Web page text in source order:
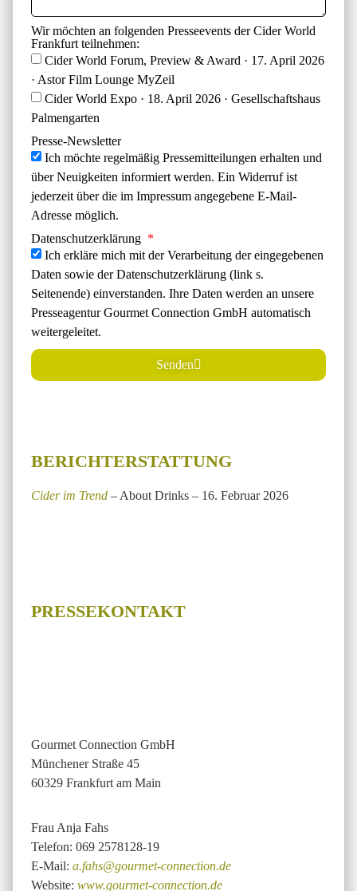
Wir möchten an folgenden Presseevents der Cider World
Frankfurt teilnehmen:
Cider World Forum, Preview & Award · 17. April 2026
· Astor Film Lounge MyZeil
Cider World Expo · 18. April 2026 · Gesellschaftshaus
Palmengarten
Presse-Newsletter
Ich möchte regelmäßig Pressemitteilungen erhalten und
über Neuigkeiten informiert werden. Ein Widerruf ist
jederzeit über die im Impressum angegebene E-Mail-
Adresse möglich.
Datenschutzerklärung
Ich erkläre mich mit der Verarbeitung der eingegebenen
Daten sowie der Datenschutzerklärung (link s.
Seitenende) einverstanden. Ihre Daten werden an unsere
Presseagentur Gourmet Connection GmbH automatisch
weitergeleitet.
Senden
BERICHTERSTATTUNG
Cider im Trend – About Drinks – 16. Februar 2026
PRESSEKONTAKT
Gourmet Connection GmbH
Münchener Straße 45
60329 Frankfurt am Main
Frau Anja Fahs
Telefon: 069 2578128-19
E-Mail:a.fahs@gourmet-connection.de
Website:www.gourmet-connection.de